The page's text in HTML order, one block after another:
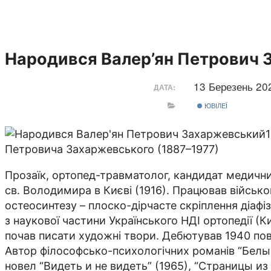
Народився Валер’ян Петрович
ДАТА: 13 Березень
ЮВІЛЕЇ
Петровича Захаржевського (1887–1977)
Прозаїк, ортопед-травматолог, кандидат
св. Володимира в Києві (1916). Працював
остеосинтезу – плоско-дірчасте скріплення
з наукової частини Українського НДІ
почав писати художні твори. Дебютував 1940
Автор філософсько-психологічних романів
новел “Видеть и не видеть” (1965), “Страницы